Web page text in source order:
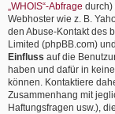
„WHOIS“-Abfrage durch)
Webhoster wie z. B.
den Abuse-Kontakt des
Limited (phpBB.com)
Einfluss auf die
haben und dafür in
können. Kontaktiere
Zusammenhang mit
Haftungsfragen usw.), die